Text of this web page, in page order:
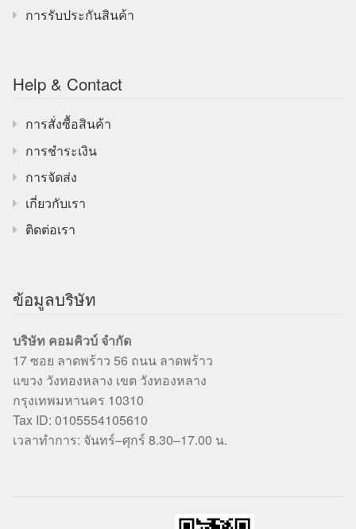
การรับประกันสินค้า
Help & Contact
การสั่งซื้อสินค้า
การชำระเงิน
การจัดส่ง
เกี่ยวกับเรา
ติดต่อเรา
ข้อมูลบริษัท
บริษัท คอมคิวบ์ จำกัด
17 ซอย ลาดพร้าว 56 ถนน ลาดพร้าว
แขวง วังทองหลาง เขต วังทองหลาง
กรุงเทพมหานคร 10310
Tax ID: 0105554105610
เวลาทำการ: จันทร์–ศุกร์ 8.30–17.00 น.